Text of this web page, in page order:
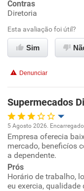
Ambiente de trabalho
Conciliação com a
Benefícios
Não recomenda
Contras
Diretoria
Esta avaliação foi útil?
Sim
Denunciar
Supermecados
Oportunidade de
Ambiente de trabalho
Conciliação com a
5 Agosto 2026.
Empresa oferecia
mercado, beneficíos
a dependente.
Prós
Horário de trabalho,
eu exercia, qualidade